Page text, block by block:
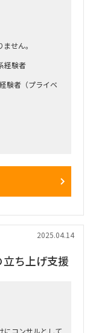
せん。
経験者
験者（プライベ
析（国別）
ィスに出社をお
2025.04.14
ち上げ支援
にコンサルとして